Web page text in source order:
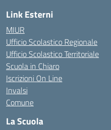
Link Esterni
MIUR
Ufficio Scolastico Regionale
Ufficio Scolastico Territoriale
Scuola in Chiaro
Iscrizioni On Line
Invalsi
Comune
La Scuola